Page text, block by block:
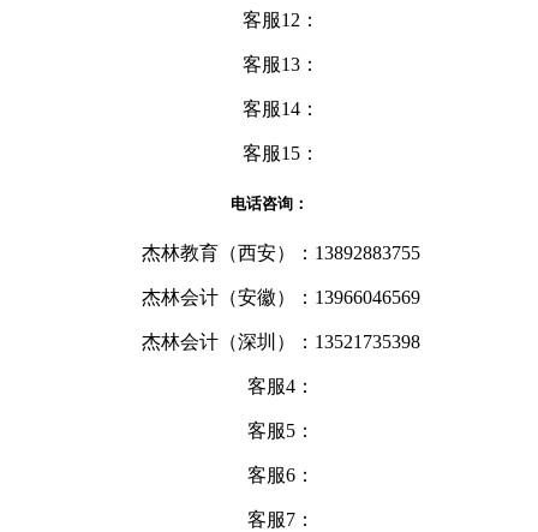
客服12：
客服13：
客服14：
客服15：
电话咨询：
杰林教育（西安）：13892883755
杰林会计（安徽）：13966046569
杰林会计（深圳）：13521735398
客服4：
客服5：
客服6：
客服7：